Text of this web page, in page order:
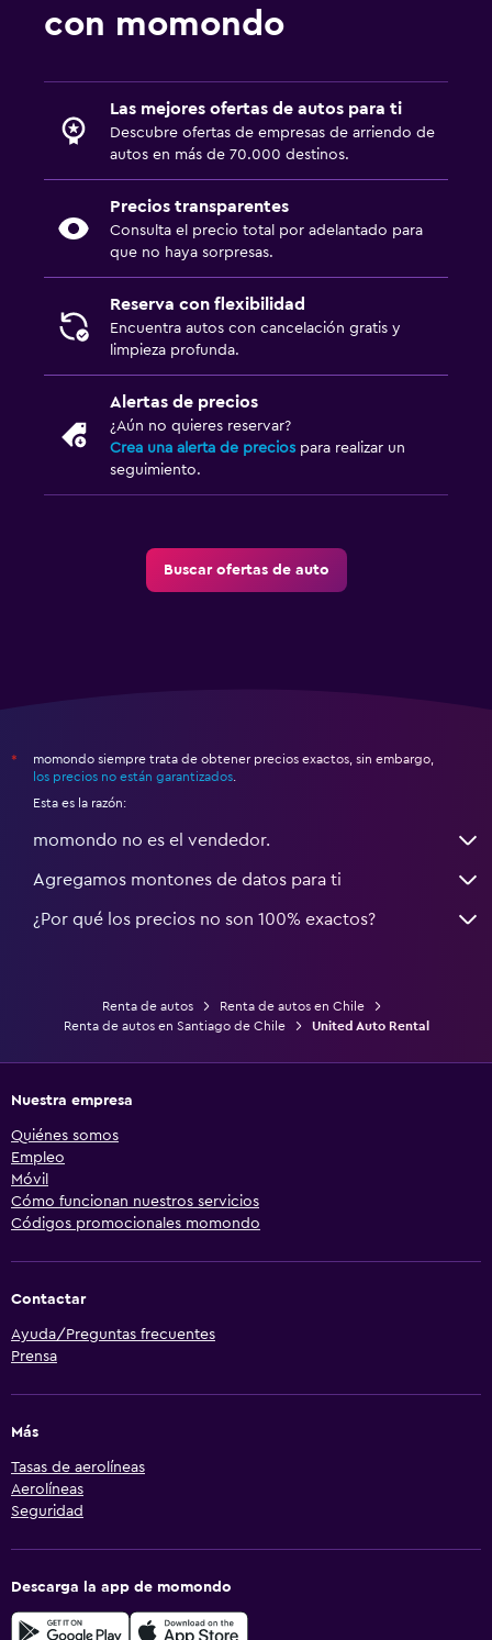
con momondo
Las mejores ofertas de autos para ti
Descubre ofertas de empresas de arriendo de
autos en más de 70.000 destinos.
Precios transparentes
Consulta el precio total por adelantado para
que no haya sorpresas.
Reserva con flexibilidad
Encuentra autos con cancelación gratis y
limpieza profunda.
Alertas de precios
¿Aún no quieres reservar?
Crea una alerta de precios para realizar un
seguimiento.
Buscar ofertas de auto
*
momondo siempre trata de obtener precios exactos, sin embargo,
los precios no están garantizados.
Esta es la razón:
momondo no es el vendedor.
Agregamos montones de datos para ti
¿Por qué los precios no son 100% exactos?
Renta de autos
Renta de autos en Chile
Renta de autos en Santiago de Chile
United Auto Rental
Nuestra empresa
Quiénes somos
Empleo
Móvil
Cómo funcionan nuestros servicios
Códigos promocionales momondo
Contactar
Ayuda/Preguntas frecuentes
Prensa
Más
Tasas de aerolíneas
Aerolíneas
Seguridad
Descarga la app de momondo